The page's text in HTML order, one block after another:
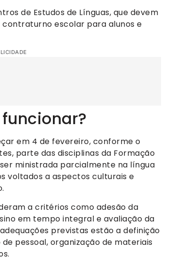
de Estudos de Línguas, que devem
escolar para alunos e
em 4 de fevereiro, conforme o
parte das disciplinas da Formação
ministrada parcialmente na língua
voltados a aspectos culturais e
a critérios como adesão da
em tempo integral e avaliação da
previstas estão a definição
pessoal, organização de materiais